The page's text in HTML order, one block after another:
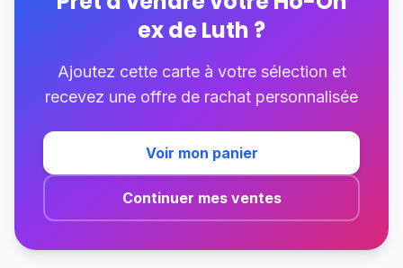
ex de Luth ?
Ajoutez cette carte à votre sélection et
recevez une offre de rachat personnalisée
Voir mon panier
Continuer mes ventes